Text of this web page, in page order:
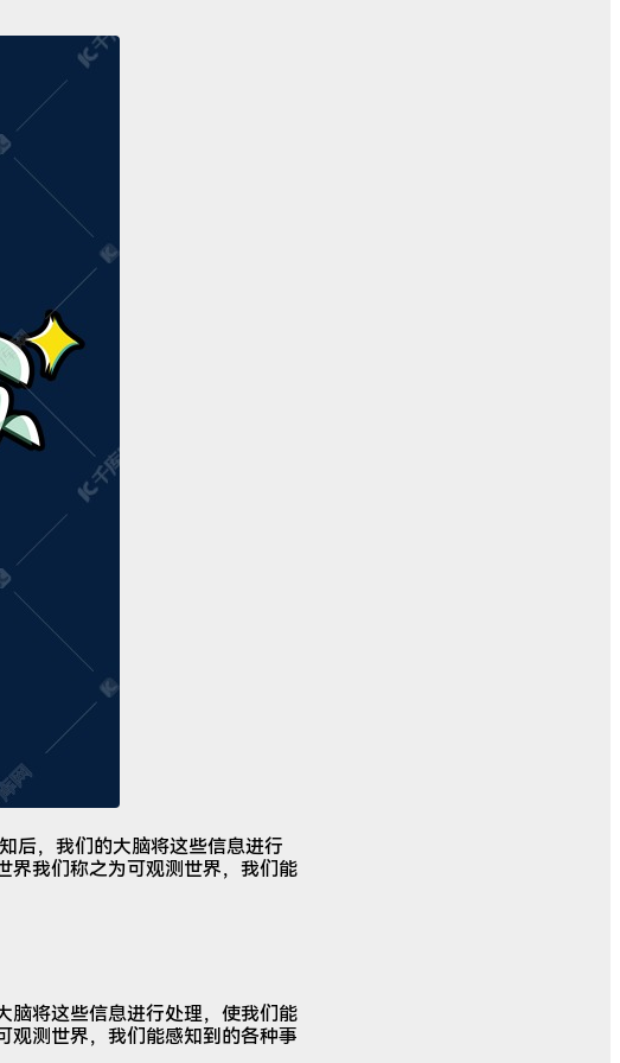
后，我们的大脑将这些信息进行
界我们称之为可观测世界，我们能
脑将这些信息进行处理，使我们能
观测世界，我们能感知到的各种事